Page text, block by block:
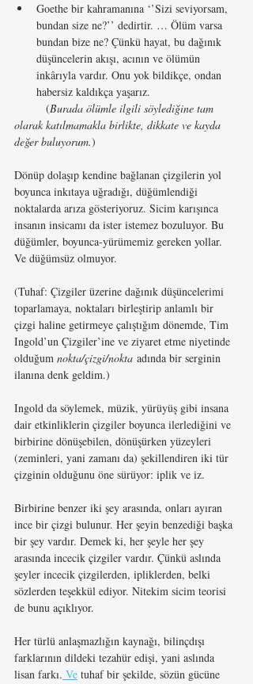
Goethe bir kahramanına ‘’Sizi seviyorsam,
bundan size ne?’’ dedirtir. … Ölüm varsa
bundan bize ne? Çünkü hayat, bu dağınık
düşüncelerin akışı, acının ve ölümün
inkârıyla vardır. Onu yok bildikçe, ondan
habersiz kaldıkça yaşarız.
	(
Burada ölümle ilgili söylediğine tam
olarak katılmamakla birlikte, dikkate ve kayda
değer buluyorum.)
Dönüp dolaşıp kendine bağlanan çizgilerin yol
boyunca inkıtaya uğradığı, düğümlendiği
noktalarda arıza gösteriyoruz. Sicim karışınca
insanın insicamı da ister istemez bozuluyor. Bu
düğümler, boyunca-yürümemiz gereken yollar.
Ve düğümsüz olmuyor.
(Tuhaf: Çizgiler üzerine dağınık düşüncelerimi
toparlamaya, noktaları birleştirip anlamlı bir
çizgi haline getirmeye çalıştığım dönemde, Tim
Ingold’un Çizgiler’ine ve ziyaret etme niyetinde
olduğum nokta/çizgi/nokta adında bir serginin
ilanına denk geldim.)
Ingold da söylemek, müzik, yürüyüş gibi insana
dair etkinliklerin çizgiler boyunca ilerlediğini ve
birbirine dönüşebilen, dönüşürken yüzeyleri
(zeminleri, yani zamanı da) şekillendiren iki tür
çizginin olduğunu öne sürüyor: iplik ve iz.
Birbirine benzer iki şey arasında, onları ayıran
ince bir çizgi bulunur. Her şeyin benzediği başka
bir şey vardır. Demek ki, her şeyle her şey
arasında incecik çizgiler vardır. Çünkü aslında
şeyler incecik çizgilerden, ipliklerden, belki
sözlerden teşekkül ediyor. Nitekim sicim teorisi
de bunu açıklıyor.
Her türlü anlaşmazlığın kaynağı, bilinçdışı
farklarının dildeki tezahür edişi, yani aslında
lisan farkı. Ve tuhaf bir şekilde, sözün gücüne